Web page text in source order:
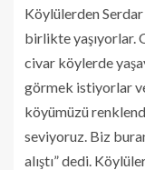
Köylülerden
birlikte yaşıyorlar.
civar köylerde
görmek istiyorlar
köyümüzü
seviyoruz. Biz
alıştı” dedi.